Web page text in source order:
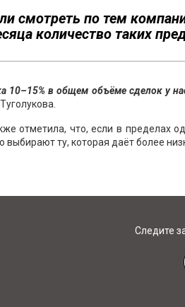
смотреть по тем
количество таких
10–15% в общем объёме сделок у
отметила, что, если в пределах
выбирают ту, которая даёт более
Следите